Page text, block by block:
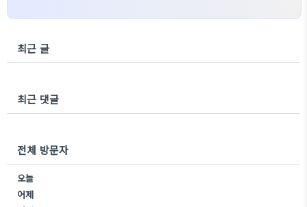
최근 글
최근 댓글
전체 방문자
오늘
어제